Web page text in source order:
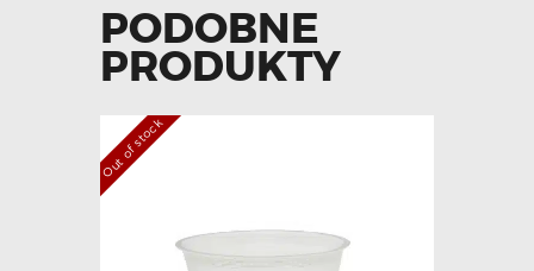
PODOBNE
PRODUKTY
Out of stock